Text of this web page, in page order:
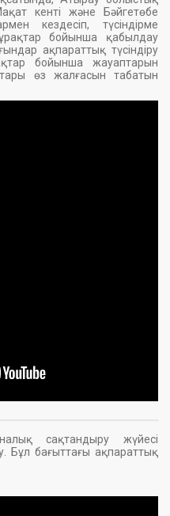
кенті және Бәйгетөбе
кездесіп, түсіндірме
бойынша қабылдау
ақпараттық түсіндіру
бойынша жауаптарын
өз жалғасын табатын
сақтандыру жүйесі
Бұл бағыттағы ақпараттық